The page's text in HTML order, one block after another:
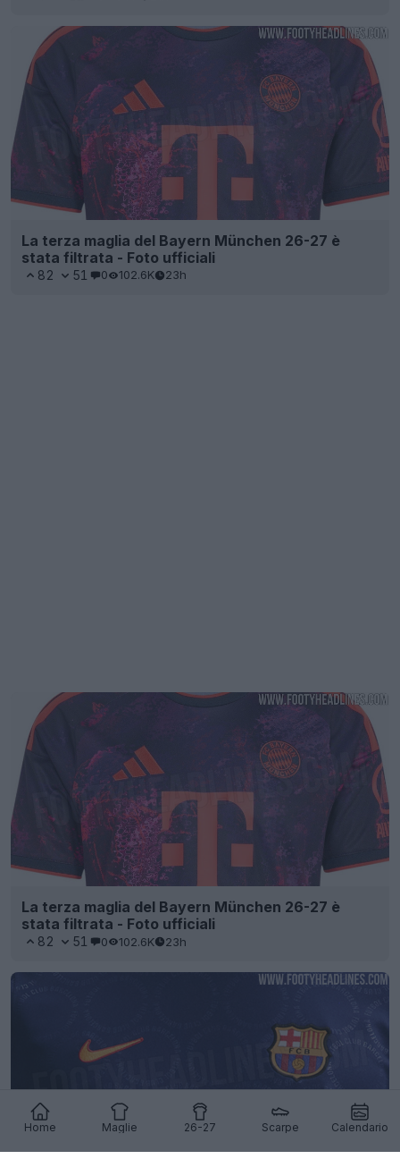
Home Maglie 26-27 Scarpe Calendario
La terza maglia del Bayern München 26-27 è
stata filtrata - Foto ufficiali
82 51 0 102.6K 23h
La terza maglia del Bayern München 26-27 è
stata filtrata - Foto ufficiali
82 51 0 102.6K 23h